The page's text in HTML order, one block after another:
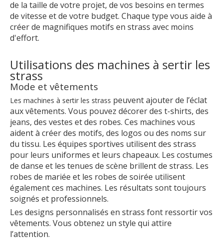
de la taille de votre projet, de vos besoins en termes
de vitesse et de votre budget. Chaque type vous aide à
créer de magnifiques motifs en strass avec moins
d'effort.
Utilisations des machines à sertir les
strass
Mode et vêtements
Les machines à sertir les strass peuvent ajouter de l’éclat
aux vêtements. Vous pouvez décorer des t-shirts, des
jeans, des vestes et des robes. Ces machines vous
aident à créer des motifs, des logos ou des noms sur
du tissu. Les équipes sportives utilisent des strass
pour leurs uniformes et leurs chapeaux. Les costumes
de danse et les tenues de scène brillent de strass. Les
robes de mariée et les robes de soirée utilisent
également ces machines. Les résultats sont toujours
soignés et professionnels.
Les designs personnalisés en strass font ressortir vos
vêtements. Vous obtenez un style qui attire
l’attention.